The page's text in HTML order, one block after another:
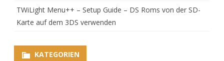
TWiLight Menu++ – Setup Guide – DS Roms von der SD-
Karte auf dem 3DS verwenden
KATEGORIEN